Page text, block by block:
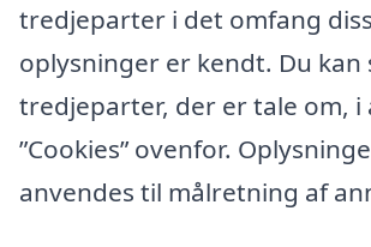
tredjeparter i det omfang
oplysninger er kendt. Du kan
tredjeparter, der er tale om,
”Cookies” ovenfor.
anvendes til målretning af